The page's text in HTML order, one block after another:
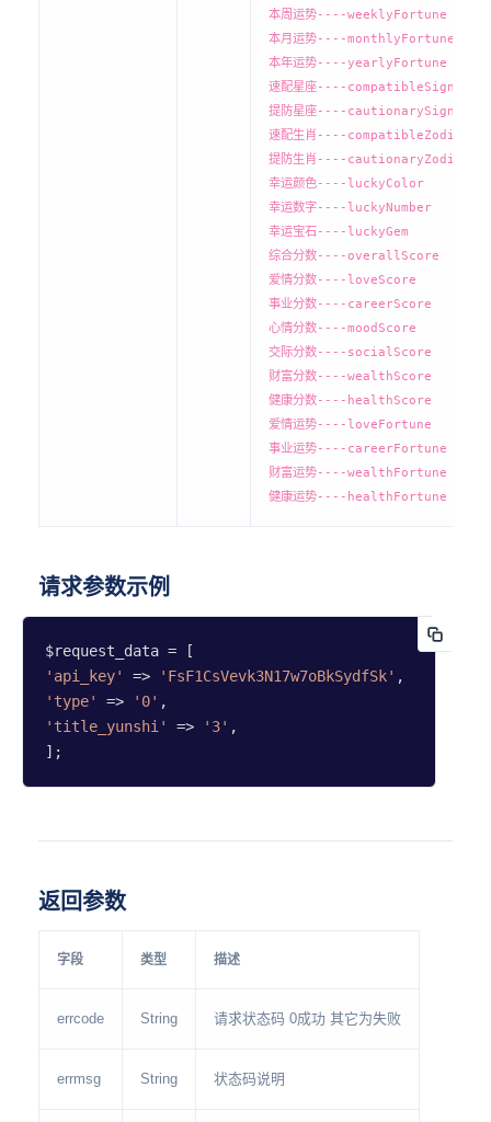
本周运势----weeklyFortune
本月运势----monthlyFortune
本年运势----yearlyFortune
速配星座----compatibleSign
提防星座----cautionarySign
速配生肖----compatibleZodiac
提防生肖----cautionaryZodiac
幸运颜色----luckyColor
幸运数字----luckyNumber
幸运宝石----luckyGem
综合分数----overallScore
爱情分数----loveScore
事业分数----careerScore
心情分数----moodScore
交际分数----socialScore
财富分数----wealthScore
健康分数----healthScore
爱情运势----loveFortune
事业运势----careerFortune
财富运势----wealthFortune
健康运势----healthFortune
请求参数示例
'api_key'
=> 'FsF1CsVevk3N17w7oBkSydfSk'
'type'
=> '0'
'title_yunshi'
=> '3' ,
];
返回参数
字段 类型 描述
errcode String 请求状态码 0成功 其它为失败
errmsg String 状态码说明